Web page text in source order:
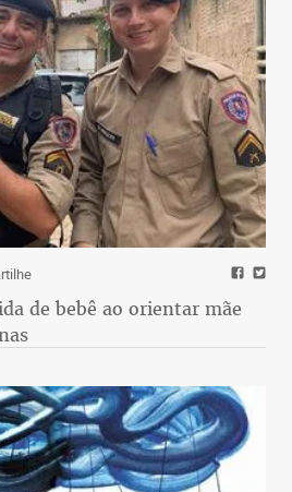
de bebê ao orientar mãe